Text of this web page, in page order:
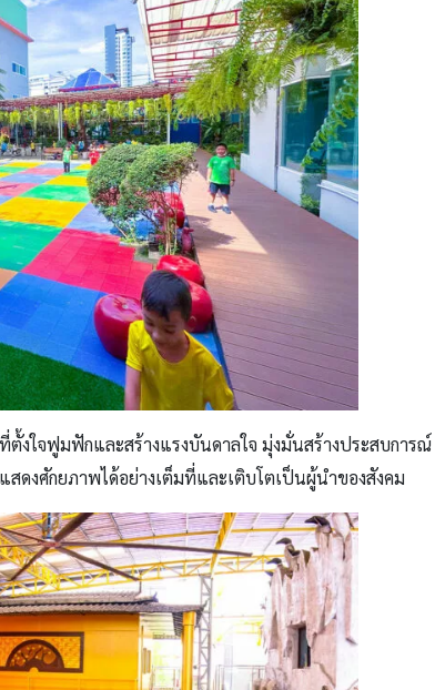
ที่ตั้งใจฟูมฟักและสร้างแรงบันดาลใจ มุ่งมั่นสร้างประสบกา
ดงศักยภาพได้อย่างเต็มที่และเติบโตเป็นผู้นำของสังคม